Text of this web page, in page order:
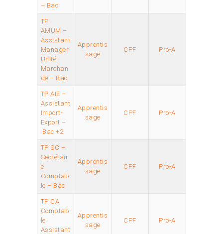
– Bac
TP
AMUM –
Assistant
Manager
Unité
Marchan
de – Bac
Apprentis
sage
CPF Pro-A
TP AIE –
Assistant
Import-
Export –
Bac +2
Apprentis
sage
CPF Pro-A
TP SC –
Secrétair
e
Comptab
le – Bac
Apprentis
sage
CPF Pro-A
TP CA
Comptab
le
Assistant
Apprentis
sage
CPF Pro-A